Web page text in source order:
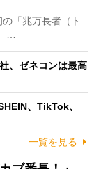
「兆万長者（ト
…
、ゼネコンは最高
、TikTok、
一覧を見る